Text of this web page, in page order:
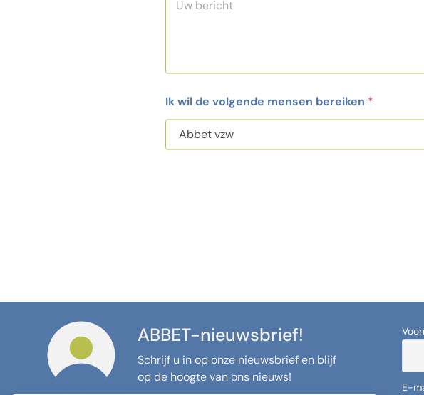
Ik wil de volgende mensen bereiken *
ABBET-nieuwsbrief!
Schrijf u in op onze nieuwsbrief en blijf
op de hoogte van ons nieuws!
E-